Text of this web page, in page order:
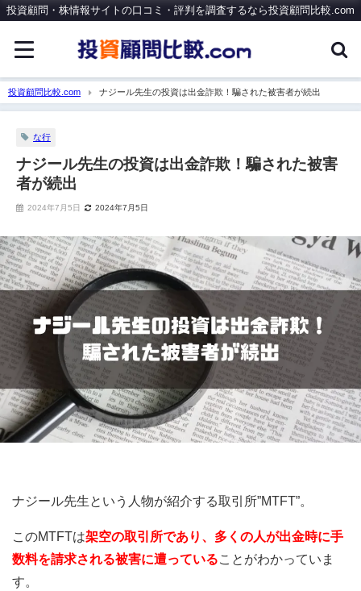
投資顧問・株情報サイトの口コミ・評判を調査するなら投資顧問比較.com
投資顧問比較.com ナジール先生の投資は出金詐欺！騙された被害者が続出
な行
ナジール先生の投資は出金詐欺！騙された被害
者が続出
2024年7月5日 2024年7月5日
ナジール先生という人物が紹介する取引所”MTFT”。
このMTFTは架空の取引所であり、 多くの人が出金時に手
数料を請求される被害に遭っていることがわかっていま
す。